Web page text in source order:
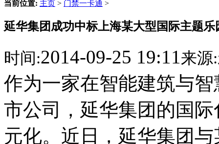
当前位置: 主页 > 门禁一卡通 >
延华集团成功中标上海某大型国际主题乐
时间:2014-09-25 19:11来源:
作为一家在智能建筑与
市公司，延华集团的国
元化。近日，延华集团